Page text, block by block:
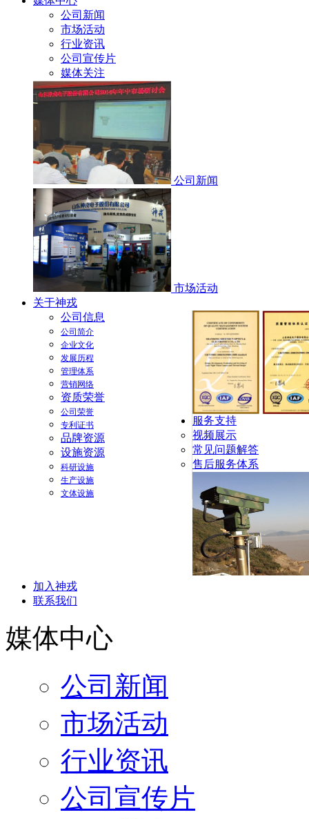
公司新闻
市场活动
行业资讯
公司宣传片
媒体关注
公司新闻
市场活动
关于神戎
公司信息
公司简介
企业文化
发展历程
管理体系
营销网络
资质荣誉
公司荣誉
专利证书
品牌资源
设施资源
科研设施
生产设施
文体设施
服务支持
视频展示
常见问题解答
售后服务体系
加入神戎
联系我们
媒体中心
公司新闻
市场活动
行业资讯
公司宣传片